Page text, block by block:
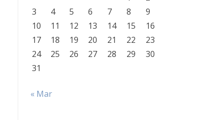
3
4 5 6 7 8
9
10
11 12 13 14 15
16
17
18 19 20 21 22
23
24
25 26 27 28 29
30
31
« Mar